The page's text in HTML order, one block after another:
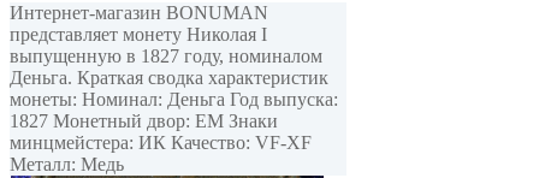
Интернет-магазин BONUMAN
представляет монету Николая I
выпущенную в 1827 году, номиналом
Деньга. Краткая сводка характеристик
монеты: Номинал: Деньга Год выпуска:
1827 Монетный двор: ЕМ Знаки
минцмейстера: ИК Качество: VF-XF
Металл: Медь